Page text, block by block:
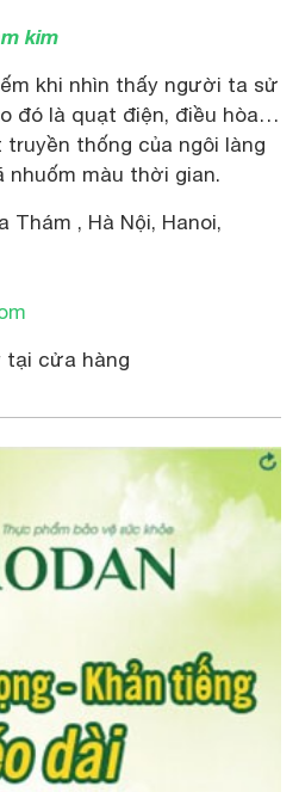
kim
khi nhìn thấy người ta sử
đó là quạt điện, điều hòa…
thống của ngôi làng
nhuốm màu thời gian.
Thám , Hà Nội, Hanoi,
cửa hàng